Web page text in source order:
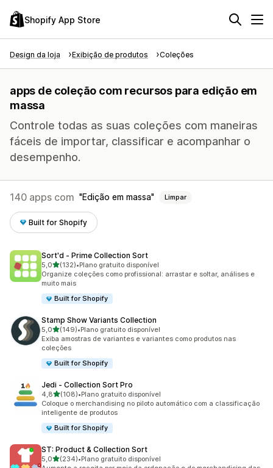
Shopify App Store
Design da loja Exibição de produtos Coleções
apps de coleção com recursos para edição em
massa
Controle todas as suas coleções com maneiras
fáceis de importar, classificar e acompanhar o
desempenho.
140 apps com Edição em massa Limpar
Built for Shopify
Sort'd ‑ Prime Collection Sort
5,0de 5 estrelas
(132)
132 avaliações ao todo
•Plano gratuito disponível
Organize coleções como profissional: arrastar e soltar, análises e
muito mais
Built for Shopify
Stamp Show Variants Collection
5,0de 5 estrelas
(149)
149 avaliações ao todo
•Plano gratuito disponível
Exiba amostras de variantes e variantes como produtos nas
coleções
Built for Shopify
Jedi ‑ Collection Sort Pro
4,8de 5 estrelas
(108)
108 avaliações ao todo
•Plano gratuito disponível
Coloque o merchandising no piloto automático com a classificação
inteligente de produtos
Built for Shopify
ST: Product & Collection Sort
5,0de 5 estrelas
(234)
234 avaliações ao todo
•Plano gratuito disponível